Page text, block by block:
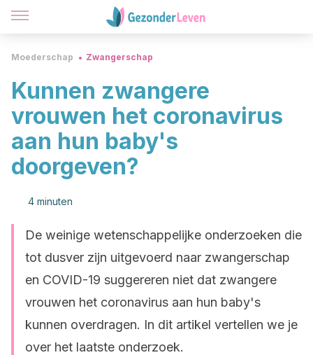
Moederschap Zwangerschap
Kunnen zwangere
vrouwen het coronavirus
aan hun baby's
doorgeven?
4 minuten
De weinige wetenschappelijke onderzoeken die
tot dusver zijn uitgevoerd naar zwangerschap
en COVID-19 suggereren niet dat zwangere
vrouwen het coronavirus aan hun baby's
kunnen overdragen. In dit artikel vertellen we je
over het laatste onderzoek.